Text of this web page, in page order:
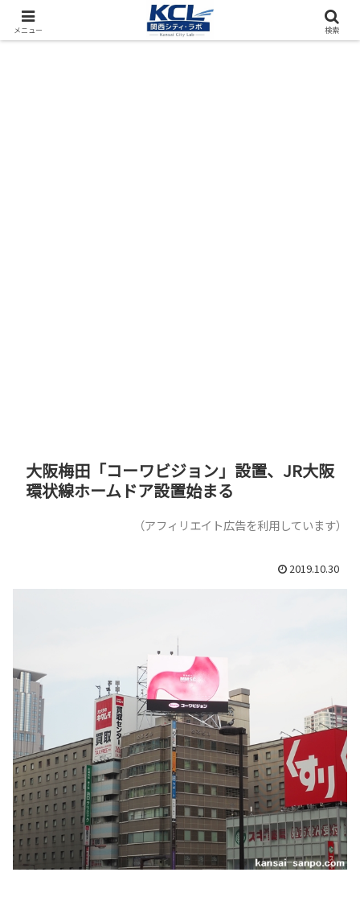
都市再開発をフィールド調査（累計アクセス数4000万PV）
大阪梅田「コーワビジョン」設置、JR大阪
環状線ホームドア設置始まる
（アフィリエイト広告を利用しています）
2019.10.30
メニュー 検索